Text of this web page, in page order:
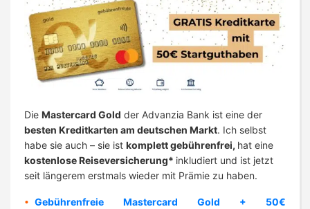
Die Mastercard Gold der Advanzia Bank ist eine der
besten Kreditkarten am deutschen Markt. Ich selbst
habe sie auch – sie ist komplett gebührenfrei, hat eine
kostenlose Reiseversicherung* inkludiert und ist jetzt
seit längerem erstmals wieder mit Prämie zu haben.
Gebührenfreie Mastercard Gold + 50€